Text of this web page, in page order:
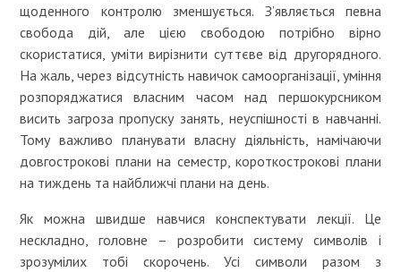
щоденного контролю зменшується. З’являється певна
свобода дій, але цією свободою потрібно вірно
скористатися, уміти вирізнити суттєве від другорядного.
На жаль, через відсутність навичок самоорганізації, уміння
розпоряджатися власним часом над першокурсником
висить загроза пропуску занять, неуспішності в навчанні.
Тому важливо планувати власну діяльність, намічаючи
довгострокові плани на семестр, короткострокові плани
на тиждень та найближчі плани на день.
Як можна швидше навчися конспектувати лекції. Це
нескладно, головне – розробити систему символів і
зрозумілих тобі скорочень. Усі символи разом з